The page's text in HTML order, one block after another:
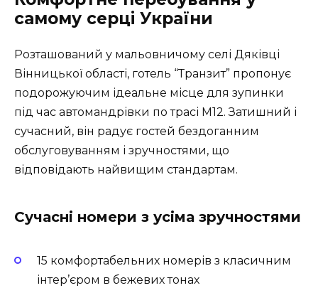
самому серці України
Розташований у мальовничому селі Дяківці
Вінницької області, готель “Транзит” пропонує
подорожуючим ідеальне місце для зупинки
під час автомандрівки по трасі М12. Затишний і
сучасний, він радує гостей бездоганним
обслуговуванням і зручностями, що
відповідають найвищим стандартам.
Сучасні номери з усіма зручностями
15 комфортабельних номерів з класичним
інтер’єром в бежевих тонах